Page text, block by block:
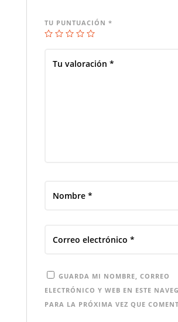
TU PUNTUACIÓN *
GUARDA MI NOMBRE, CORREO
ELECTRÓNICO Y WEB EN ESTE
PARA LA PRÓXIMA VEZ QUE